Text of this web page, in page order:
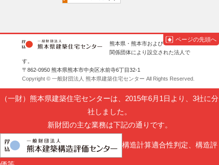
ページの先頭へ
熊本県・熊本市および
関係団体により設立された法人で
す。
〒862-0950 熊本県熊本市中央区水前寺6丁目32-1
Copyright © 一般財団法人 熊本県建築住宅センター All Rights Reserved.
（一財）熊本県建築住宅センターは、2015年6月1日より、3社に分
社しました。
新財団の主な業務は下記の通りです。
構造計算適合性判定、構造評